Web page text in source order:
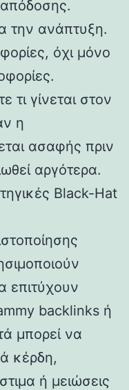
την ανάπτυξη.
όχι μόνο
τι γίνεται στον
η
ασαφής πριν
αργότερα.
Black-Hat
επιτύχουν
backlinks ή
μπορεί να
κέρδη,
ή μειώσεις